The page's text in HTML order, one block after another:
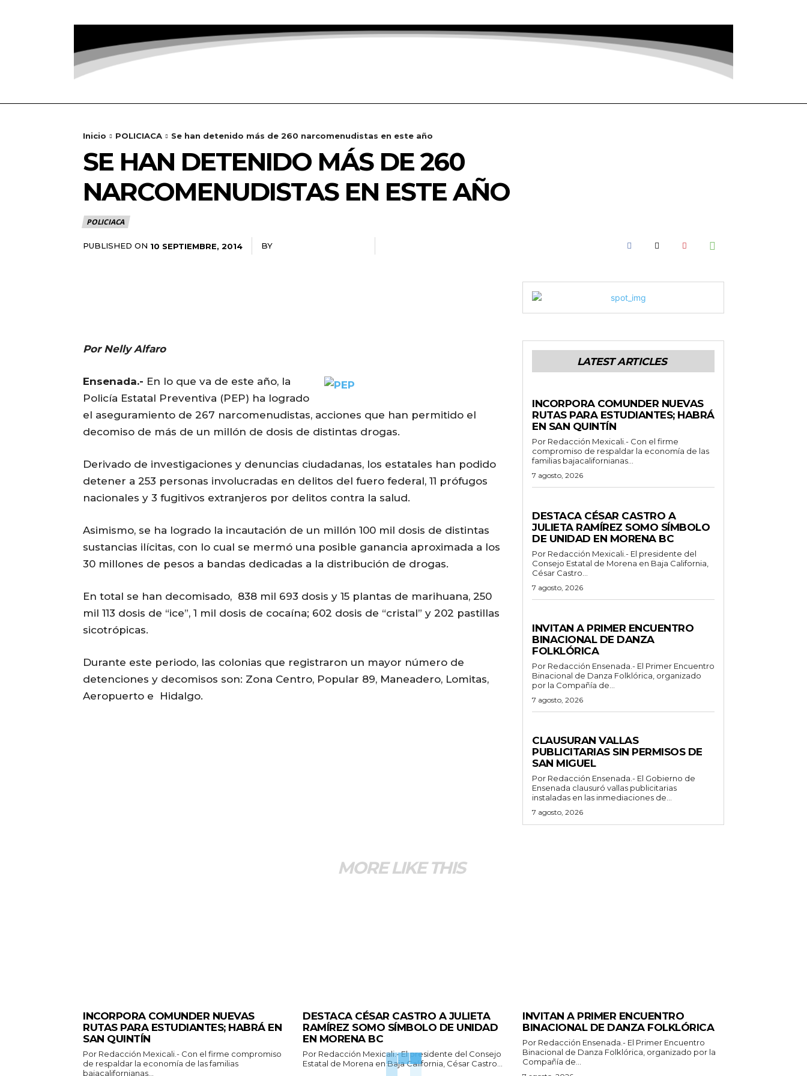
Inicio POLICIACA Se han detenido más de 260 narcomenudistas en este año
SE HAN DETENIDO MÁS DE 260
NARCOMENUDISTAS EN ESTE AÑO
POLICIACA
PUBLISHED ON 10 SEPTIEMBRE, 2014 BY
Por Nelly Alfaro
Ensenada.- En lo que va de este año, la
Policía Estatal Preventiva (PEP) ha logrado
el aseguramiento de 267 narcomenudistas, acciones que han permitido el
decomiso de más de un millón de dosis de distintas drogas.
Derivado de investigaciones y denuncias ciudadanas, los estatales han podido
detener a 253 personas involucradas en delitos del fuero federal, 11 prófugos
nacionales y 3 fugitivos extranjeros por delitos contra la salud.
Asimismo, se ha logrado la incautación de un millón 100 mil dosis de distintas
sustancias ilícitas, con lo cual se mermó una posible ganancia aproximada a los
30 millones de pesos a bandas dedicadas a la distribución de drogas.
En total se han decomisado, 838 mil 693 dosis y 15 plantas de marihuana, 250
mil 113 dosis de “ice”, 1 mil dosis de cocaína; 602 dosis de “cristal” y 202 pastillas
sicotrópicas.
Durante este periodo, las colonias que registraron un mayor número de
detenciones y decomisos son: Zona Centro, Popular 89, Maneadero, Lomitas,
Aeropuerto e Hidalgo.
LATEST ARTICLES
INCORPORA COMUNDER NUEVAS
RUTAS PARA ESTUDIANTES; HABRÁ
EN SAN QUINTÍN
Por Redacción Mexicali.- Con el firme
compromiso de respaldar la economía de las
familias bajacalifornianas...
7 agosto, 2026
DESTACA CÉSAR CASTRO A
JULIETA RAMÍREZ SOMO SÍMBOLO
DE UNIDAD EN MORENA BC
Por Redacción Mexicali.- El presidente del
Consejo Estatal de Morena en Baja California,
César Castro...
7 agosto, 2026
INVITAN A PRIMER ENCUENTRO
BINACIONAL DE DANZA
FOLKLÓRICA
Por Redacción Ensenada.- El Primer Encuentro
Binacional de Danza Folklórica, organizado
por la Compañía de...
7 agosto, 2026
CLAUSURAN VALLAS
PUBLICITARIAS SIN PERMISOS DE
SAN MIGUEL
Por Redacción Ensenada.- El Gobierno de
Ensenada clausuró vallas publicitarias
instaladas en las inmediaciones de...
7 agosto, 2026
MORE LIKE THIS
INCORPORA COMUNDER NUEVAS
RUTAS PARA ESTUDIANTES; HABRÁ EN
SAN QUINTÍN
Por Redacción Mexicali.- Con el firme compromiso
de respaldar la economía de las familias
bajacalifornianas...
DESTACA CÉSAR CASTRO A JULIETA
RAMÍREZ SOMO SÍMBOLO DE UNIDAD
EN MORENA BC
Por Redacción Mexicali.- El presidente del Consejo
Estatal de Morena en Baja California, César Castro...
INVITAN A PRIMER ENCUENTRO
BINACIONAL DE DANZA FOLKLÓRICA
Por Redacción Ensenada.- El Primer Encuentro
Binacional de Danza Folklórica, organizado por la
Compañía de...